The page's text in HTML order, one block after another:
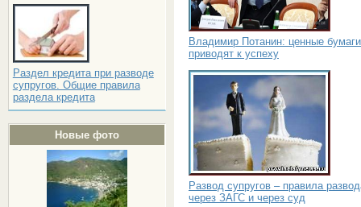
Раздел кредита при разводе
супругов. Общие правила
раздела кредита
Новые фото
Владимир Потанин: ценные бумаги
приводят к успеху
Развод супругов – правила
через ЗАГС и через суд